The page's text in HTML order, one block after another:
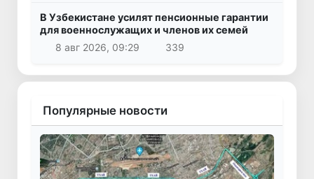
В Узбекистане усилят пенсионные гарантии
для военнослужащих и членов их семей
8 авг 2026, 09:29
339
Популярные новости